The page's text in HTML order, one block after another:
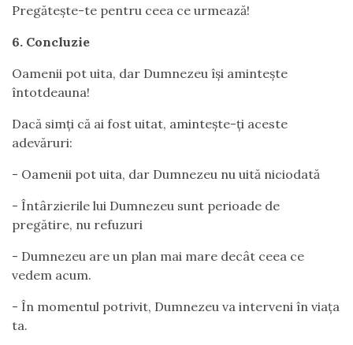
Pregătește-te pentru ceea ce urmează!
6. Concluzie
Oamenii pot uita, dar Dumnezeu își amintește
întotdeauna!
Dacă simți că ai fost uitat, amintește-ți aceste
adevăruri:
- Oamenii pot uita, dar Dumnezeu nu uită niciodată
- Întârzierile lui Dumnezeu sunt perioade de
pregătire, nu refuzuri
- Dumnezeu are un plan mai mare decât ceea ce
vedem acum.
- În momentul potrivit, Dumnezeu va interveni în viața
ta.